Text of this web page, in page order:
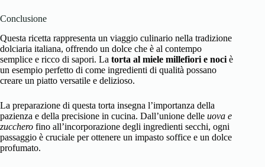
Conclusione
Questa ricetta rappresenta un viaggio culinario nella tradizione
dolciaria italiana, offrendo un dolce che è al contempo
semplice e ricco di sapori. La torta al miele millefiori e noci è
un esempio perfetto di come ingredienti di qualità possano
creare un piatto versatile e delizioso.
La preparazione di questa torta insegna l’importanza della
pazienza e della precisione in cucina. Dall’unione delle uova e
zucchero fino all’incorporazione degli ingredienti secchi, ogni
passaggio è cruciale per ottenere un impasto soffice e un dolce
profumato.